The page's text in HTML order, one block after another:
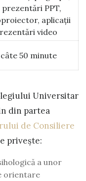
PPT,
aplicații
video
50 minute
Universitar
din partea
de Consiliere
privește:
a unor
orientare